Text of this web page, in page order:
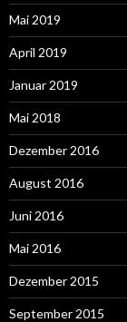
Mai 2019
April 2019
Januar 2019
Mai 2018
Dezember 2016
August 2016
Juni 2016
Mai 2016
Dezember 2015
September 2015